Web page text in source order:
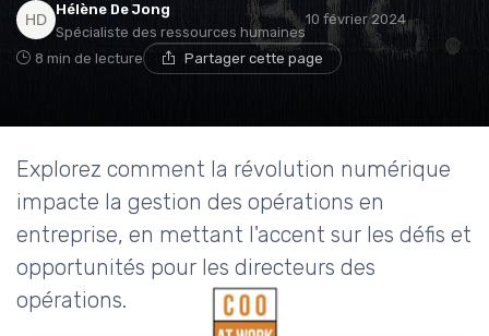
Hélène De Jong
Spécialiste des ressources humaines
10 février 2024
8 min de lecture Partager cette page
Explorez comment la révolution numérique
impacte la gestion des opérations en
entreprise, en mettant l'accent sur les défis et
opportunités pour les directeurs des
opérations.